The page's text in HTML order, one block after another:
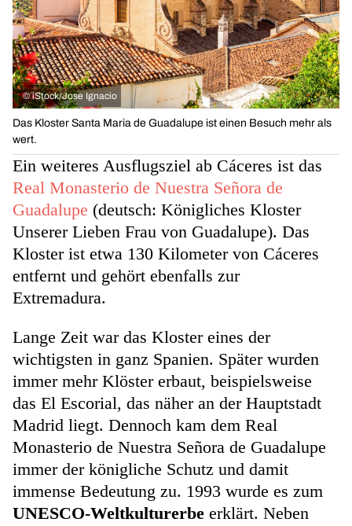
© iStock/Jose Ignacio
Das Kloster Santa Maria de Guadalupe ist einen Besuch mehr als
wert.
Ein weiteres Ausflugsziel ab Cáceres ist das
Real Monasterio de Nuestra Señora de
Guadalupe (deutsch: Königliches Kloster
Unserer Lieben Frau von Guadalupe). Das
Kloster ist etwa 130 Kilometer von Cáceres
entfernt und gehört ebenfalls zur
Extremadura.
Lange Zeit war das Kloster eines der
wichtigsten in ganz Spanien. Später wurden
immer mehr Klöster erbaut, beispielsweise
das El Escorial, das näher an der Hauptstadt
Madrid liegt. Dennoch kam dem Real
Monasterio de Nuestra Señora de Guadalupe
immer der königliche Schutz und damit
immense Bedeutung zu. 1993 wurde es zum
UNESCO-Weltkulturerbe erklärt. Neben